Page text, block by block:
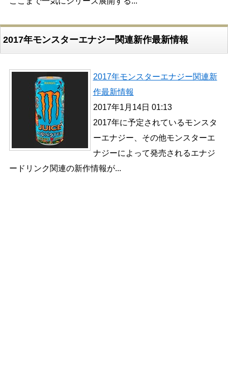
2017年モンスターエナジー関連新作最新情報
2017年モンスターエナジー関連新
作最新情報
2017年1月14日 01:13
2017年に予定されているモンスタ
ーエナジー、その他モンスターエ
ナジーによって発売されるエナジ
ードリンク関連の新作情報が...